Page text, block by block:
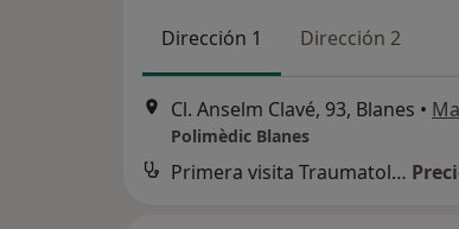
Dirección 1 Dirección 2
Cl. Anselm Clavé, 93, Blanes •
Polimèdic Blanes
Primera visita Traumatología y Cirugía Ortopédica